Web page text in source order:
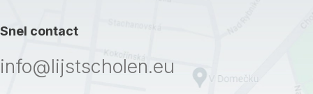
Snel contact
info@lijstscholen.eu